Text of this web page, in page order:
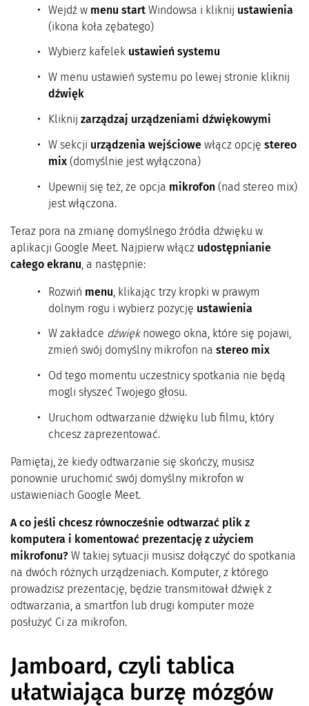
Wejdź w menu start Windowsa i kliknij ustawienia
(ikona koła zębatego)
Wybierz kafelek ustawień systemu
W menu ustawień systemu po lewej stronie kliknij
dźwięk
Kliknij zarządzaj urządzeniami dźwiękowymi
W sekcji urządzenia wejściowe włącz opcję stereo
mix (domyślnie jest wyłączona)
Upewnij się też, że opcja mikrofon (nad stereo mix)
jest włączona.
Teraz pora na zmianę domyślnego źródła dźwięku w
aplikacji Google Meet. Najpierw włącz udostępnianie
całego ekranu , a następnie:
Rozwiń menu , klikając trzy kropki w prawym
dolnym rogu i wybierz pozycję ustawienia
W zakładce dźwięknowego okna, które się pojawi,
zmień swój domyślny mikrofon na stereo mix
Od tego momentu uczestnicy spotkania nie będą
mogli słyszeć Twojego głosu.
Uruchom odtwarzanie dźwięku lub filmu, który
chcesz zaprezentować.
Pamiętaj, że kiedy odtwarzanie się skończy, musisz
ponownie uruchomić swój domyślny mikrofon w
ustawieniach Google Meet.
A co jeśli chcesz równocześnie odtwarzać plik z
komputera i komentować prezentację z użyciem
mikrofonu? W takiej sytuacji musisz dołączyć do spotkania
na dwóch różnych urządzeniach. Komputer, z którego
prowadzisz prezentację, będzie transmitował dźwięk z
odtwarzania, a smartfon lub drugi komputer może
posłużyć Ci za mikrofon.
Jamboard, czyli tablica
ułatwiająca burzę mózgów